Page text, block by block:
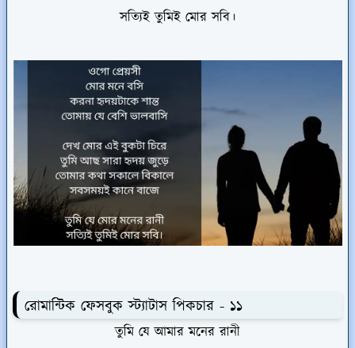
সত্যিই তুমিই মোর সবি।
রোমান্টিক ফেসবুক স্ট্যাটাস পিকচার - ১১
তুমি যে আমার মনের রানী